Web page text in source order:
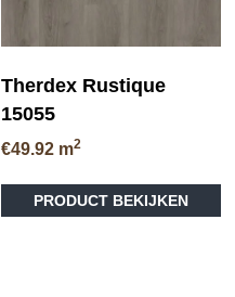
Therdex Rustique
15055
€49.92 m2
PRODUCT BEKIJKEN